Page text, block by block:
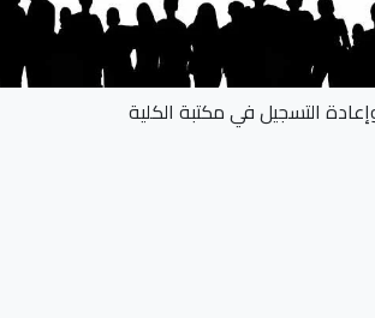
التسجيل في مكتبة الكلية